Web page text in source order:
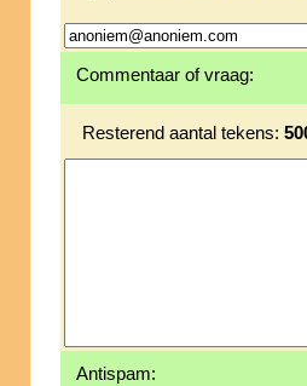
Commentaar of vraag:
Resterend aantal tekens:
Antispam: